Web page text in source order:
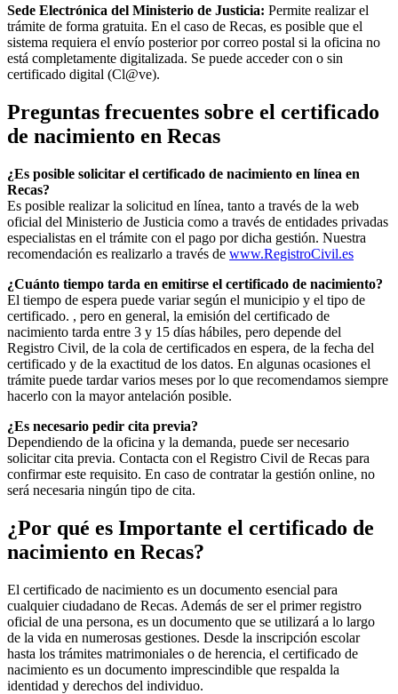
Sede Electrónica del Ministerio de Justicia: Permite realizar el
trámite de forma gratuita. En el caso de Recas, es posible que el
sistema requiera el envío posterior por correo postal si la oficina no
está completamente digitalizada. Se puede acceder con o sin
certificado digital (Cl@ve).
Preguntas frecuentes sobre el certificado
de nacimiento en Recas
¿Es posible solicitar el certificado de nacimiento en línea en
Recas?
Es posible realizar la solicitud en línea, tanto a través de la web
oficial del Ministerio de Justicia como a través de entidades privadas
especialistas en el trámite con el pago por dicha gestión. Nuestra
recomendación es realizarlo a través de www.RegistroCivil.es
¿Cuánto tiempo tarda en emitirse el certificado de nacimiento?
El tiempo de espera puede variar según el municipio y el tipo de
certificado. , pero en general, la emisión del certificado de
nacimiento tarda entre 3 y 15 días hábiles, pero depende del
Registro Civil, de la cola de certificados en espera, de la fecha del
certificado y de la exactitud de los datos. En algunas ocasiones el
trámite puede tardar varios meses por lo que recomendamos siempre
hacerlo con la mayor antelación posible.
¿Es necesario pedir cita previa?
Dependiendo de la oficina y la demanda, puede ser necesario
solicitar cita previa. Contacta con el Registro Civil de Recas para
confirmar este requisito. En caso de contratar la gestión online, no
será necesaria ningún tipo de cita.
¿Por qué es Importante el certificado de
nacimiento en Recas?
El certificado de nacimiento es un documento esencial para
cualquier ciudadano de Recas. Además de ser el primer registro
oficial de una persona, es un documento que se utilizará a lo largo
de la vida en numerosas gestiones. Desde la inscripción escolar
hasta los trámites matrimoniales o de herencia, el certificado de
nacimiento es un documento imprescindible que respalda la
identidad y derechos del individuo.